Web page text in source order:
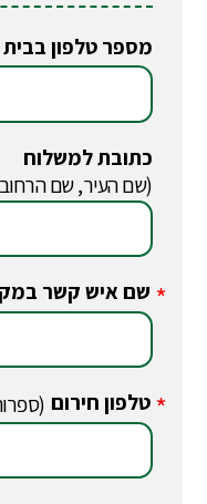
מספר טלפון בבית
כתובת למשלוח
(שם העיר, שם
* שם איש קשר
* טלפון חירום